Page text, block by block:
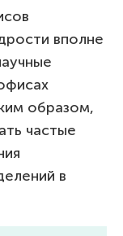
вполне
образом,
частые
в